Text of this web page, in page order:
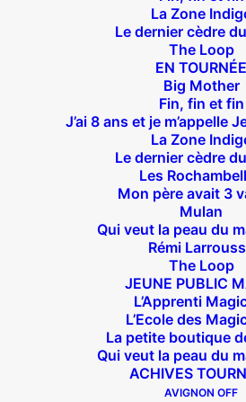
La Zone
Le dernier cèdre
The Loop
EN TOURNÉE
Big Mother
Fin, fin et fin
J’ai 8 ans et je m’appelle
La Zone
Le dernier cèdre
Les
Mon père avait 3
Mulan
Qui veut la peau du
Rémi
The Loop
JEUNE PUBLIC
L’Apprenti
L’Ecole des
La petite boutique
Qui veut la peau du
ACHIVES
AVIGNON OFF
Suivez nous !
Théâtre des Béliers
14 bis rue Sainte Isaure 75018
Joffrin / Simplon – Loc :
À l’affiche